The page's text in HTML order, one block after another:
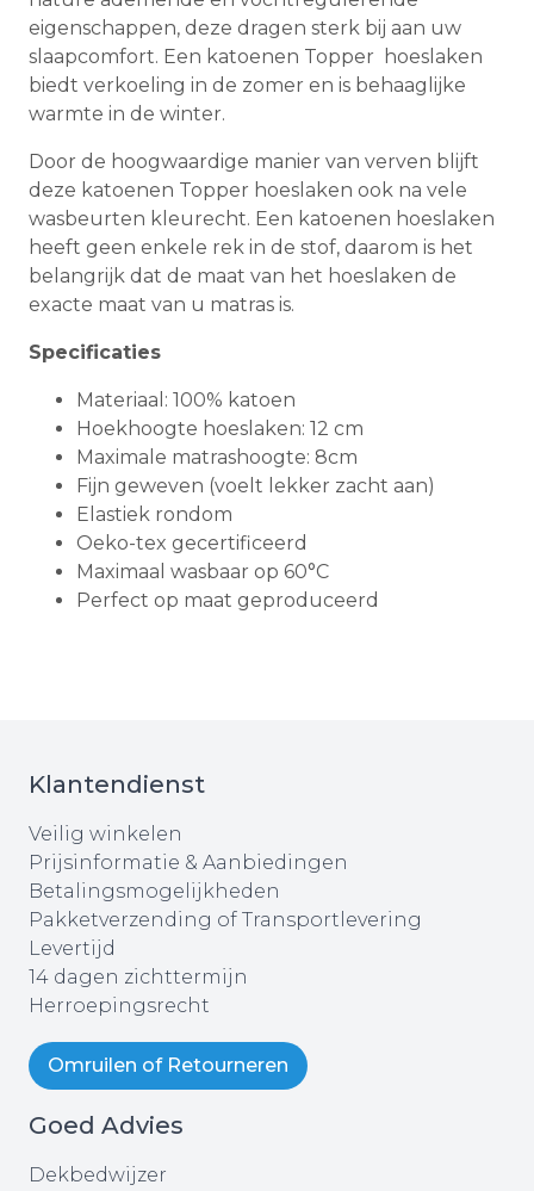
eigenschappen, deze dragen sterk bij aan uw
slaapcomfort. Een katoenen Topper hoeslaken
biedt verkoeling in de zomer en is behaaglijke
warmte in de winter.
Door de hoogwaardige manier van verven blijft
deze katoenen Topper hoeslaken ook na vele
wasbeurten kleurecht. Een katoenen hoeslaken
heeft geen enkele rek in de stof, daarom is het
belangrijk dat de maat van het hoeslaken de
exacte maat van u matras is.
Specificaties
Materiaal: 100% katoen
Hoekhoogte hoeslaken: 12 cm
Maximale matrashoogte: 8cm
Fijn geweven (voelt lekker zacht aan)
Elastiek rondom
Oeko-tex gecertificeerd
Maximaal wasbaar op 60°C
Perfect op maat geproduceerd
Klantendienst
Veilig winkelen
Prijsinformatie & Aanbiedingen
Betalingsmogelijkheden
Pakketverzending of Transportlevering
Levertijd
14 dagen zichttermijn
Herroepingsrecht
Omruilen of Retourneren
Goed Advies
Dekbedwijzer